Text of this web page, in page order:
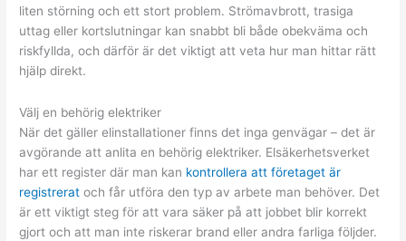
liten störning och ett stort problem. Strömavbrott, trasiga
uttag eller kortslutningar kan snabbt bli både obekväma och
riskfyllda, och därför är det viktigt att veta hur man hittar rätt
hjälp direkt.
Välj en behörig elektriker
När det gäller elinstallationer finns det inga genvägar – det är
avgörande att anlita en behörig elektriker. Elsäkerhetsverket
har ett register där man kan kontrollera att företaget är
registrerat och får utföra den typ av arbete man behöver. Det
är ett viktigt steg för att vara säker på att jobbet blir korrekt
gjort och att man inte riskerar brand eller andra farliga följder.